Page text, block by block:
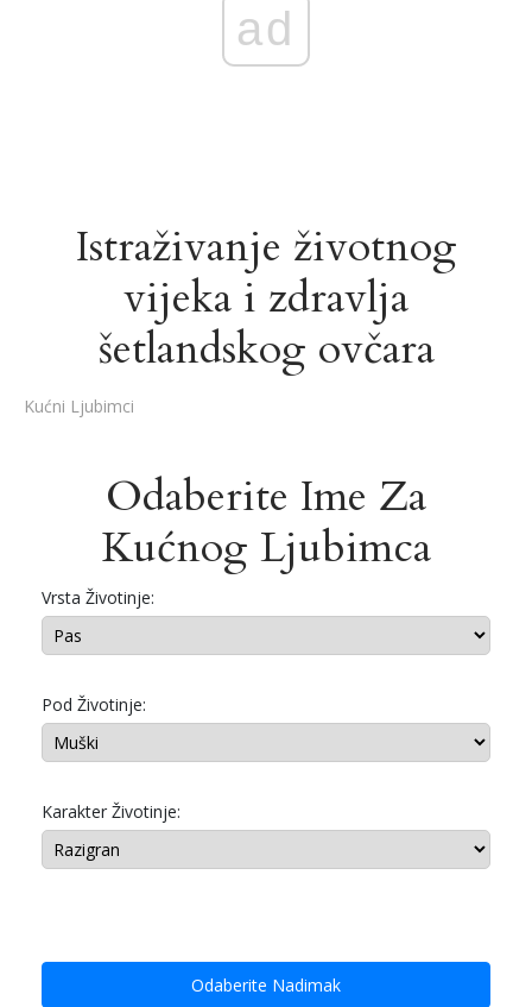
ad
Istraživanje životnog
vijeka i zdravlja
šetlandskog ovčara
Kućni Ljubimci
Odaberite Ime Za
Kućnog Ljubimca
Vrsta Životinje:
Pod Životinje:
Karakter Životinje:
Odaberite Nadimak